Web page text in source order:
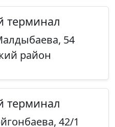
терминал
54
район
терминал
42/1